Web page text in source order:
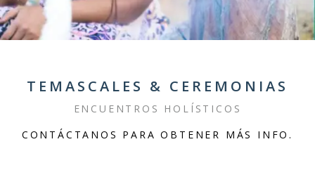
TEMASCALES & CEREMONIAS
ENCUENTROS HOLÍSTICOS
CONTÁCTANOS PARA OBTENER MÁS INFO.